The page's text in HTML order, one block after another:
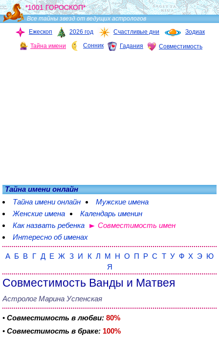
*1001 ГОРОСКОП*
Все тайны звезд от ведущих астрологов
Ежескоп
2026 год Счастливые дни Зодиак
Тайна имени Сонник Гадания Совместимость
Тайна имени онлайн
Тайна имени онлайн
Мужские имена
Женские имена
Календарь именин
Как назвать ребенка
Совместимость имен
Интересно об именах
А Б В Г Д Е Ж З И К Л М Н О П Р С Т У Ф Х Э Ю
Я
Совместимость Ванды и Матвея
Астролог Марина Успенская
• Совместимость в любви: 80%
• Совместимость в браке: 100%